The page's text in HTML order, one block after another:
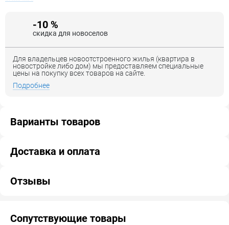
-10 %
скидка для новоселов
Для владельцев новоотстроенного жилья (квартира в
новостройке либо дом) мы предоставляем специальные
цены на покупку всех товаров на сайте.
Подробнее
Варианты товаров
Доставка и оплата
Отзывы
Сопутствующие товары